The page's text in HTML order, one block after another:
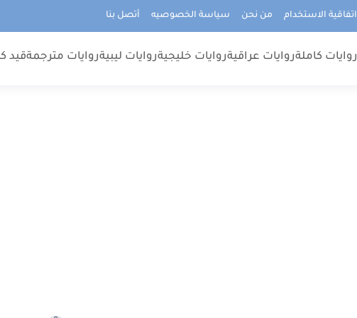
اتفاقية الاستخدام من نحن سياسة الخصوصيه أتصل بنا
روايات كاملةروايات عراقيةروايات خليجيةروايات ليبيةروايات مترجمةقيد